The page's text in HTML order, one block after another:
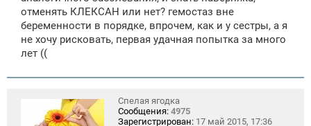
отменять КЛЕКСАН или нет? гемостаз вне
беременности в порядке, впрочем, как и у сестры, а я
не хочу рисковать, первая удачная попытка за много
лет ((
Спелая ягодка
Сообщения: 4975
Зарегистрирован: 17 май 2015, 17:36